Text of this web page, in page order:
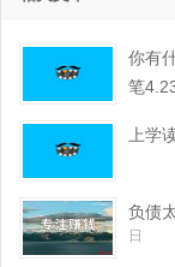
你有
笔
上学
负债
日